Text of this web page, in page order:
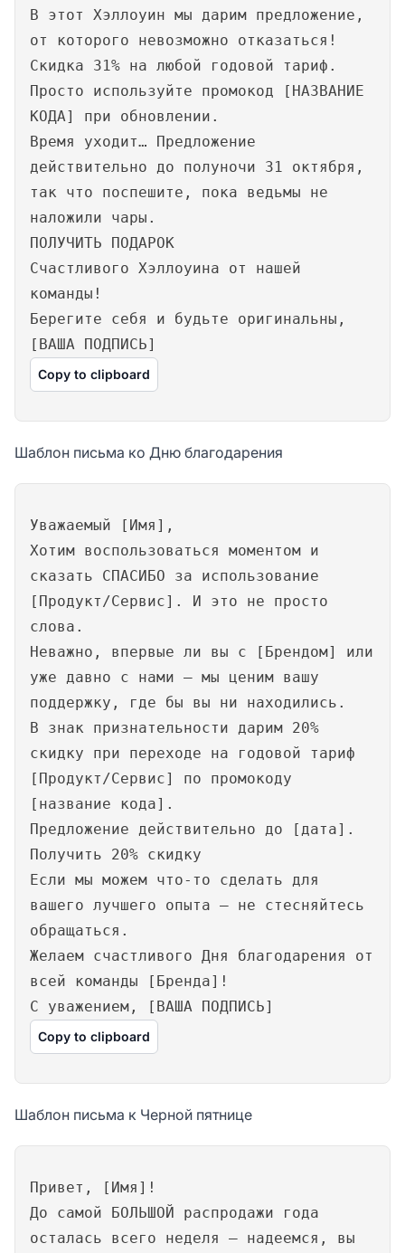
В этот Хэллоуин мы дарим предложение,
от которого невозможно отказаться!
Скидка 31% на любой годовой тариф.
Просто используйте промокод [НАЗВАНИЕ
КОДА] при обновлении.
Время уходит… Предложение
действительно до полуночи 31 октября,
так что поспешите, пока ведьмы не
наложили чары.
ПОЛУЧИТЬ ПОДАРОК
Счастливого Хэллоуина от нашей
команды!
Берегите себя и будьте оригинальны,
[ВАША ПОДПИСЬ]
Copy to clipboard
Шаблон письма ко Дню благодарения
Уважаемый [Имя],
Хотим воспользоваться моментом и
сказать СПАСИБО за использование
[Продукт/Сервис]. И это не просто
слова.
Неважно, впервые ли вы с [Брендом] или
уже давно с нами — мы ценим вашу
поддержку, где бы вы ни находились.
В знак признательности дарим 20%
скидку при переходе на годовой тариф
[Продукт/Сервис] по промокоду
[название кода].
Предложение действительно до [дата].
Получить 20% скидку
Если мы можем что-то сделать для
вашего лучшего опыта — не стесняйтесь
обращаться.
Желаем счастливого Дня благодарения от
всей команды [Бренда]!
С уважением, [ВАША ПОДПИСЬ]
Copy to clipboard
Шаблон письма к Черной пятнице
Привет, [Имя]!
До самой БОЛЬШОЙ распродажи года
осталась всего неделя — надеемся, вы